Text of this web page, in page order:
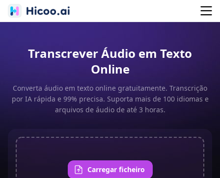
Transcrever Áudio em Texto
Online
Converta áudio em texto online gratuitamente. Transcrição
por IA rápida e 99% precisa. Suporta mais de 100 idiomas e
arquivos de áudio de até 3 horas.
Carregar ficheiro